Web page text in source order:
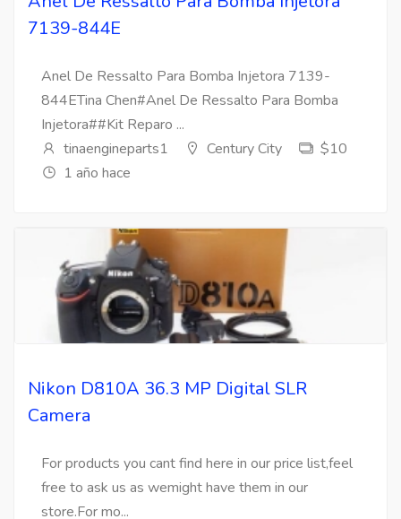
7139-844E
Anel De Ressalto Para Bomba Injetora 7139-
844ETina Chen#Anel De Ressalto Para Bomba
Injetora##Kit Reparo ...
tinaengineparts1
Century City
$10
1 año hace
Nikon D810A 36.3 MP Digital SLR
Camera
For products you cant find here in our price list,feel
free to ask us as wemight have them in our
store.For mo...